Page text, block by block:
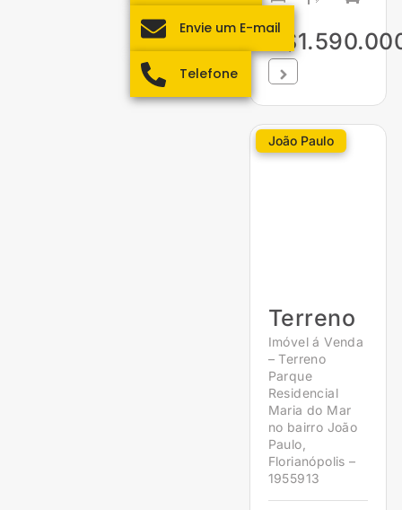
João Paulo
Terreno
Imóvel á Venda
– Terreno
Parque
Residencial
Maria do Mar
no bairro João
Paulo,
Florianópolis –
1955913
Envie um E-mail
Telefone